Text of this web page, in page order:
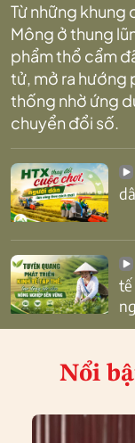
Từ những
Mông ở thung
phẩm thổ cẩm
tử, mở ra hướng
thống nhờ ứng
chuyển đổi số.
tế
Nổi